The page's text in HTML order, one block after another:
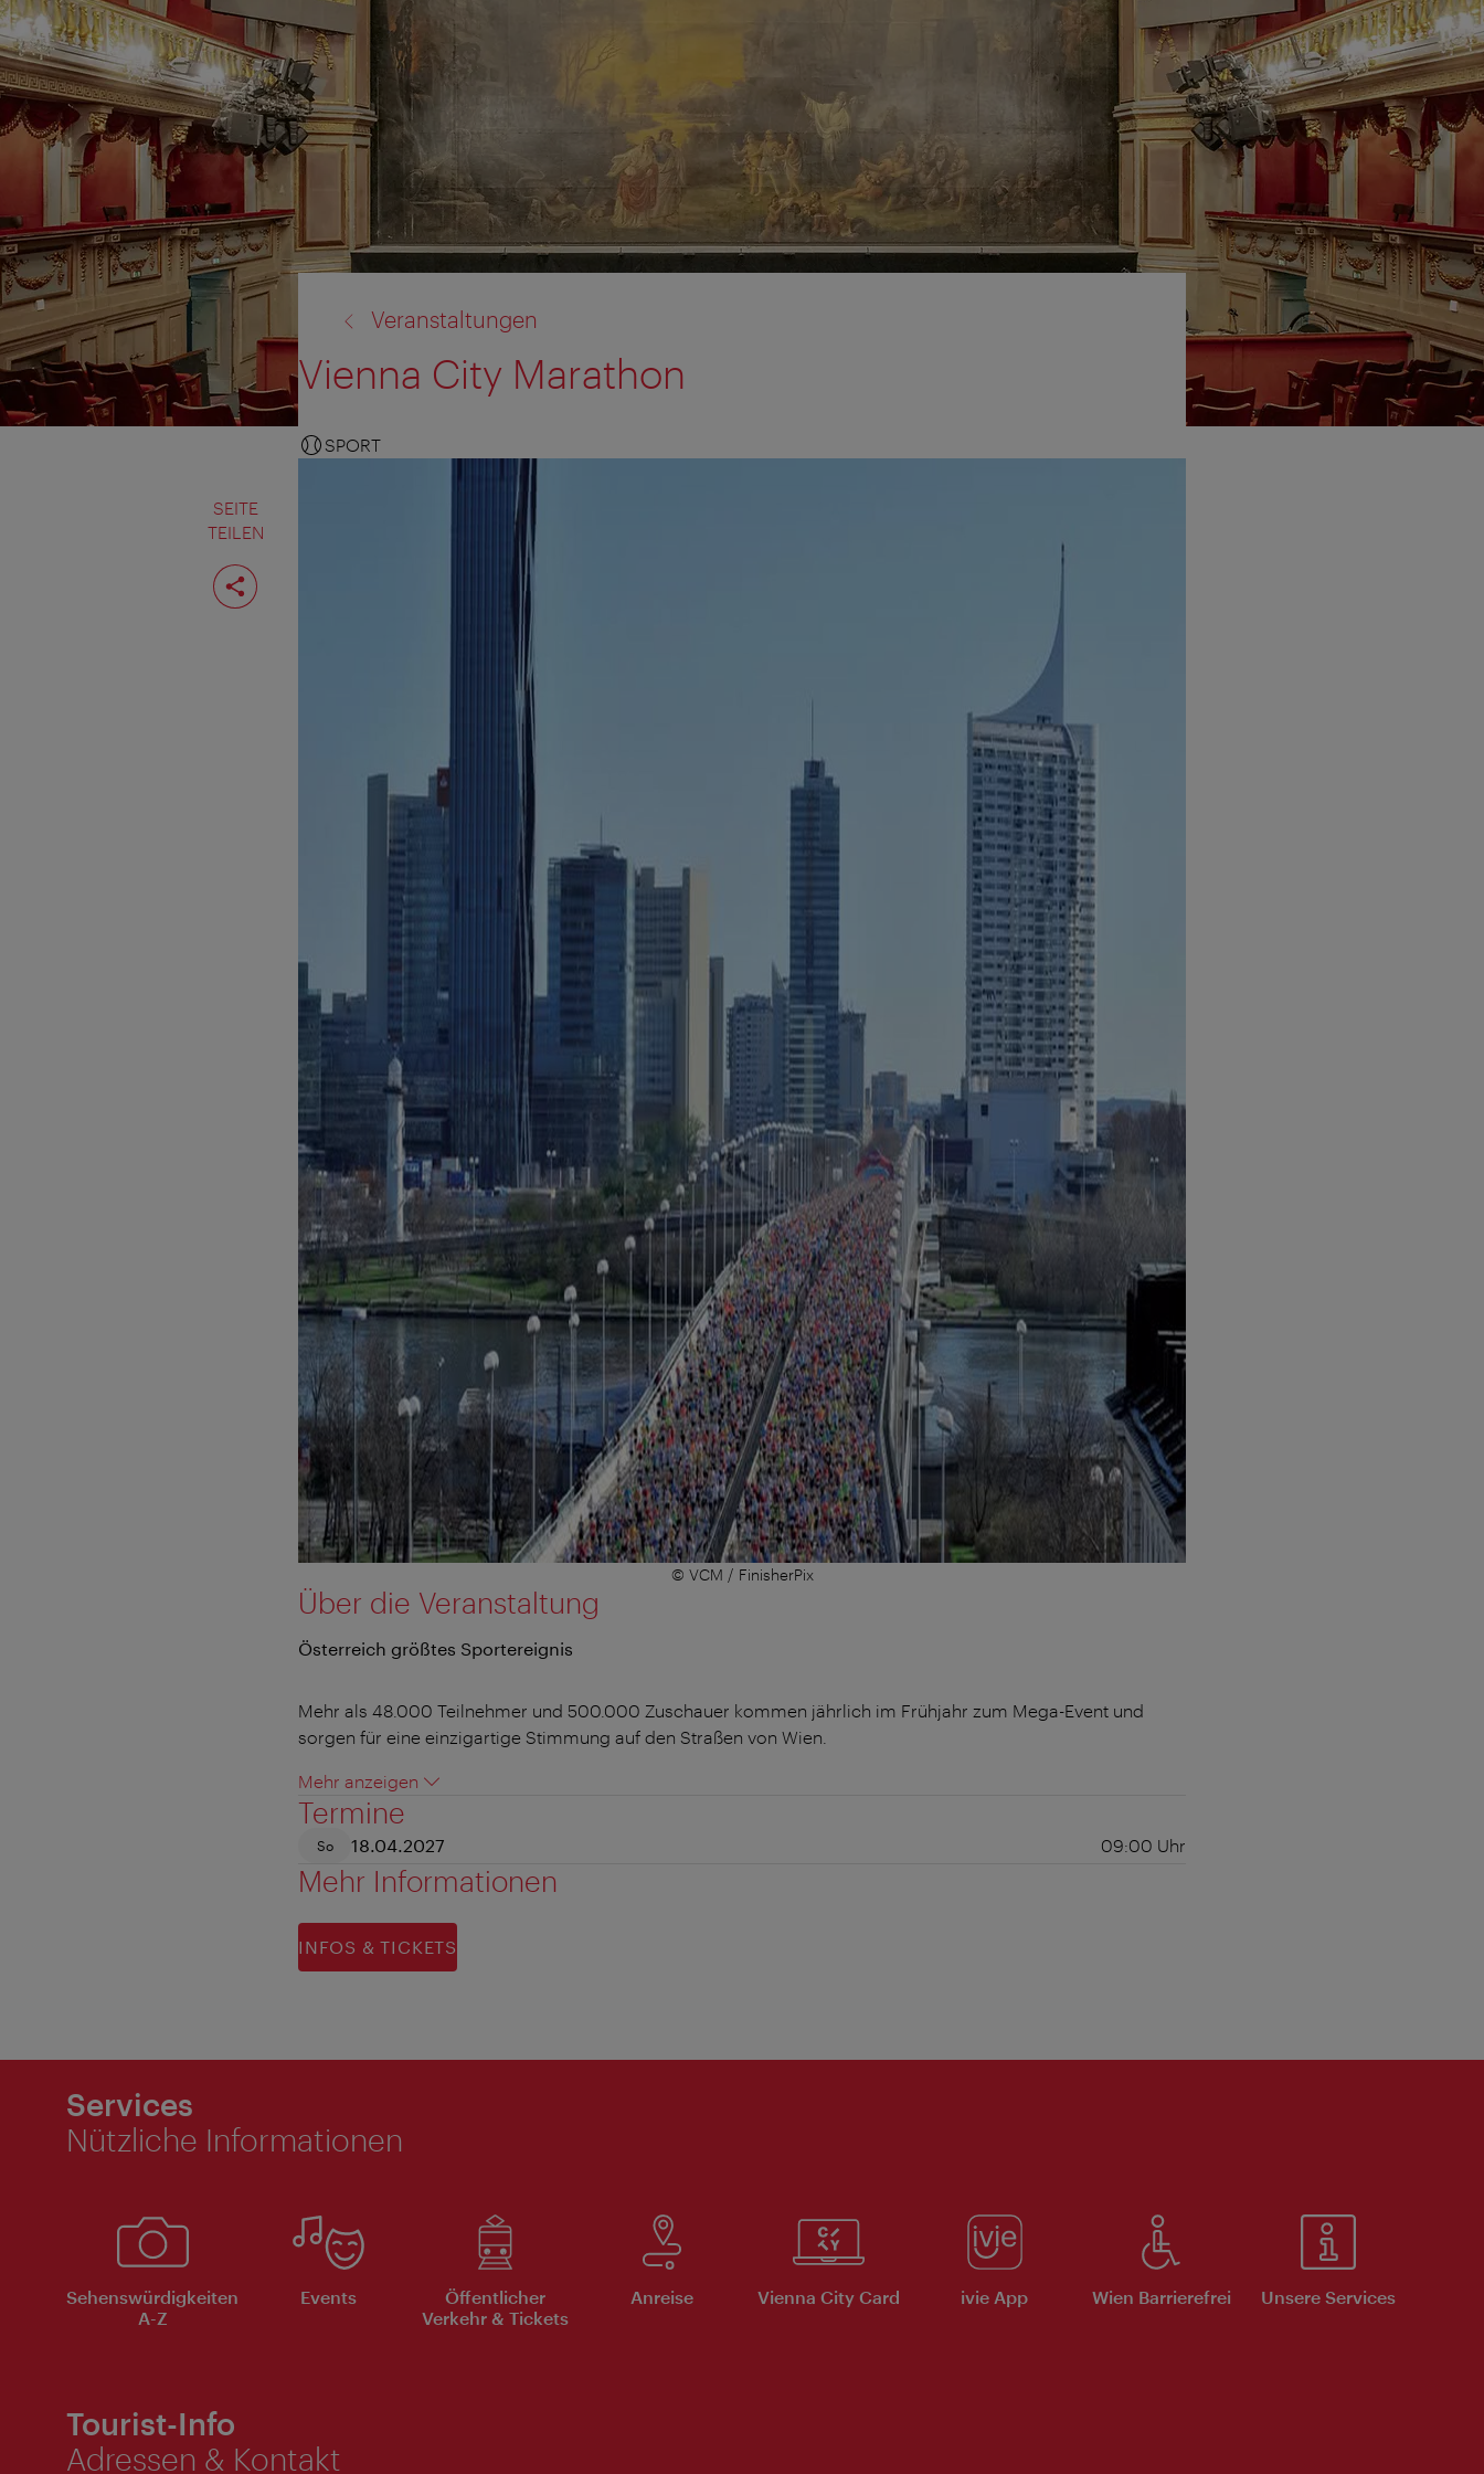
SEITE
TEILEN
Seite
teilen
Veranstaltungen
Vienna City Marathon
SPORT
© VCM / FinisherPix
Über die Veranstaltung
Österreich größtes Sportereignis
Mehr als 48.000 Teilnehmer und 500.000 Zuschauer kommen jährlich im Frühjahr zum Mega-Event und
sorgen für eine einzigartige Stimmung auf den Straßen von Wien.
Mehr anzeigen
Termine
So 18.04.2027 09:00 Uhr
Mehr Informationen
INFOS & TICKETS
Services
Nützliche Informationen
Sehenswürdigkeiten
A-Z
Events
Öffentlicher
Verkehr & Tickets
Anreise Vienna City Card ivie App Wien Barrierefrei Unsere Services
Tourist-Info
Adressen & Kontakt